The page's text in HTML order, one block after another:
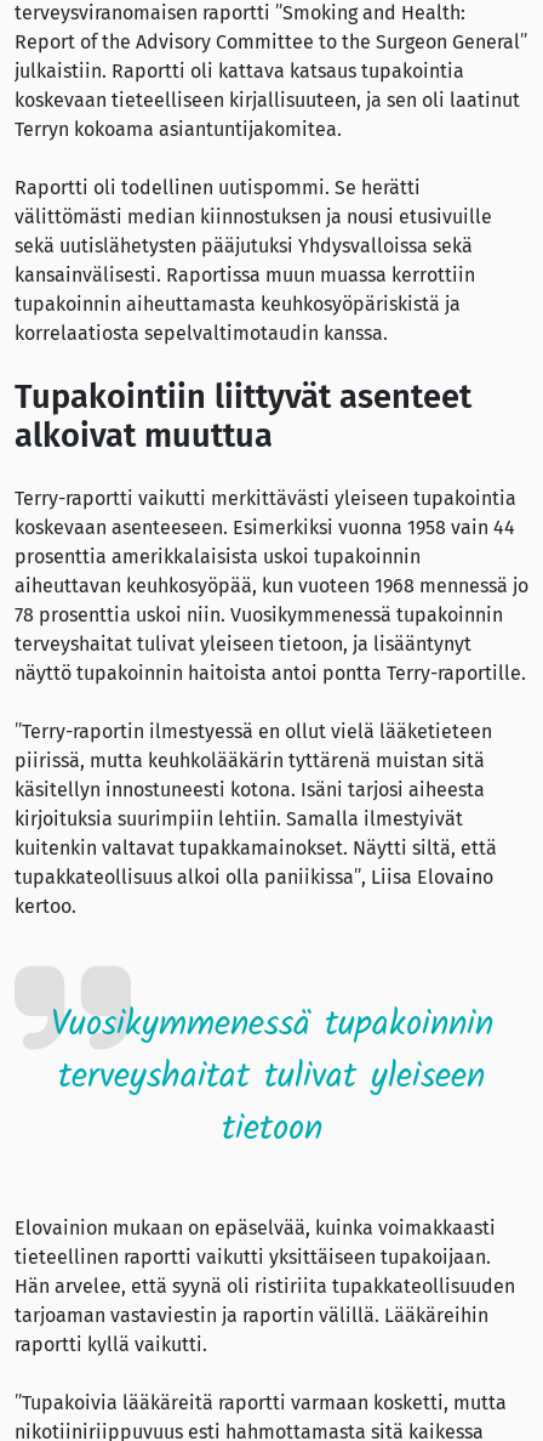
terveysviranomaisen raportti ”Smoking and Health:
Report of the Advisory Committee to the Surgeon General”
julkaistiin. Raportti oli kattava katsaus tupakointia
koskevaan tieteelliseen kirjallisuuteen, ja sen oli laatinut
Terryn kokoama asiantuntijakomitea.
Raportti oli todellinen uutispommi. Se herätti
välittömästi median kiinnostuksen ja nousi etusivuille
sekä uutislähetysten pääjutuksi Yhdysvalloissa sekä
kansainvälisesti. Raportissa muun muassa kerrottiin
tupakoinnin aiheuttamasta keuhkosyöpäriskistä ja
korrelaatiosta sepelvaltimotaudin kanssa.
Tupakointiin liittyvät asenteet
alkoivat muuttua
Terry-raportti vaikutti merkittävästi yleiseen tupakointia
koskevaan asenteeseen. Esimerkiksi vuonna 1958 vain 44
prosenttia amerikkalaisista uskoi tupakoinnin
aiheuttavan keuhkosyöpää, kun vuoteen 1968 mennessä jo
78 prosenttia uskoi niin. Vuosikymmenessä tupakoinnin
terveyshaitat tulivat yleiseen tietoon, ja lisääntynyt
näyttö tupakoinnin haitoista antoi pontta Terry-raportille.
”Terry-raportin ilmestyessä en ollut vielä lääketieteen
piirissä, mutta keuhkolääkärin tyttärenä muistan sitä
käsitellyn innostuneesti kotona. Isäni tarjosi aiheesta
kirjoituksia suurimpiin lehtiin. Samalla ilmestyivät
kuitenkin valtavat tupakkamainokset. Näytti siltä, että
tupakkateollisuus alkoi olla paniikissa”, Liisa Elovaino
kertoo.
Vuosikymmenessä tupakoinnin
terveyshaitat tulivat yleiseen
tietoon
Elovainion mukaan on epäselvää, kuinka voimakkaasti
tieteellinen raportti vaikutti yksittäiseen tupakoijaan.
Hän arvelee, että syynä oli ristiriita tupakkateollisuuden
tarjoaman vastaviestin ja raportin välillä. Lääkäreihin
raportti kyllä vaikutti.
”Tupakoivia lääkäreitä raportti varmaan kosketti, mutta
nikotiiniriippuvuus esti hahmottamasta sitä kaikessa